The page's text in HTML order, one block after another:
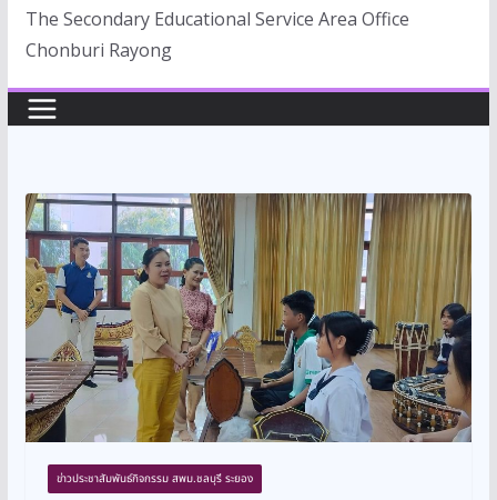
The Secondary Educational Service Area Office
Chonburi Rayong
ข่าวประชาสัมพันธ์กิจกรรม สพม.ชลบุรี ระยอง